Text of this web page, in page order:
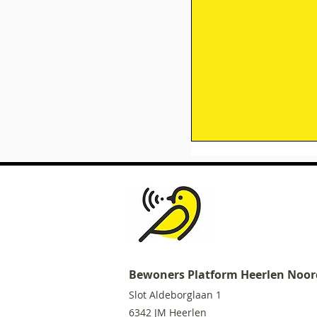
Muziekschool
Bewoners Platform Heerlen
Slot Aldeborglaan 1
6342 JM Heerlen